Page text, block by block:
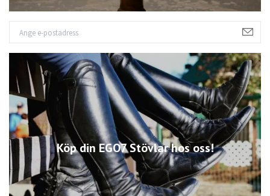
Köp din EGO7 Stövlar hos oss!